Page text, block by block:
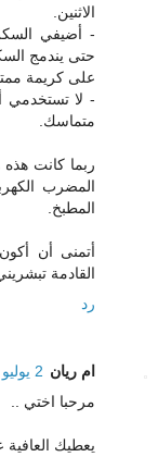
الاثنين.
- أضيفي
حتى يندمج
على كريمة
- لا تستخدمي
متماسك.
ربما كانت هذه
المضرب
المطبخ.
أتمنى أن
القادمة
رد
ام ريان 2 يوليو 2012 في 2:33 م
مرحبا اختي ..
يعطيك العافية